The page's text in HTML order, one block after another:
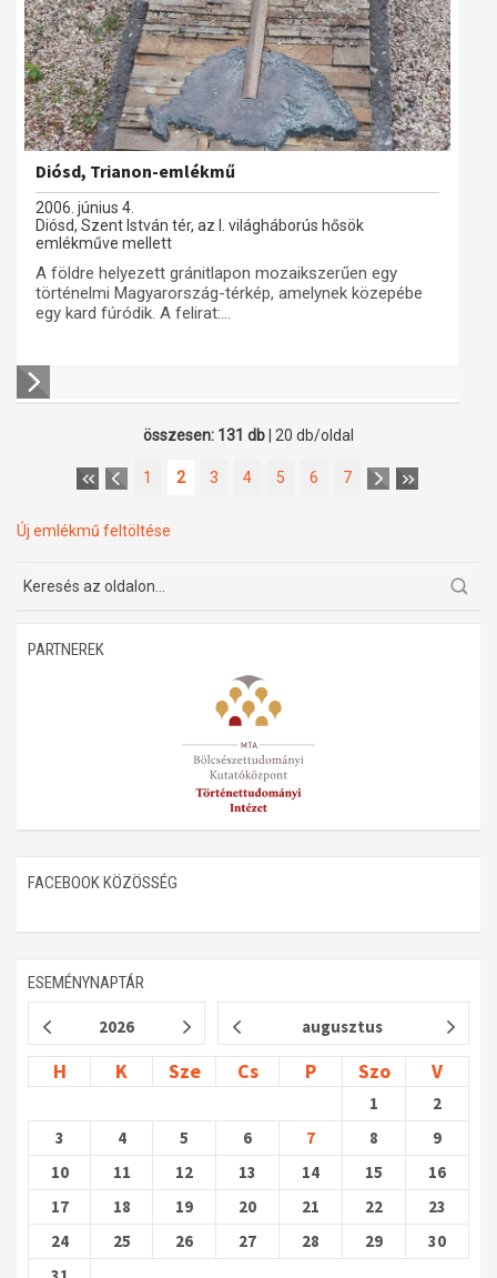
Diósd, Trianon-emlékmű
2006. június 4.
Diósd, Szent István tér, az I. világháborús hősök
emlékműve mellett
A földre helyezett gránitlapon mozaikszerűen egy
történelmi Magyarország-térkép, amelynek közepébe
egy kard fúródik. A felirat:...
összesen: 131 db | 20 db/oldal
1 2 3 4 5 6 7
Új emlékmű feltöltése
PARTNEREK
FACEBOOK KÖZÖSSÉG
ESEMÉNYNAPTÁR
2026 augusztus
H K Sze Cs P Szo V
1
2
3
4 5 6 7 8
9
10
11 12 13 14 15
16
17
18 19 20 21 22
23
24
25 26 27 28 29
30